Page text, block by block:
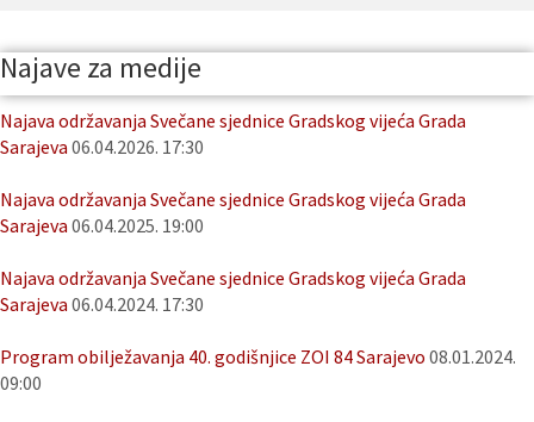
Najave za medije
Najava održavanja Svečane sjednice Gradskog vijeća Grada
Sarajeva 06.04.2026. 17:30
Najava održavanja Svečane sjednice Gradskog vijeća Grada
Sarajeva 06.04.2025. 19:00
Najava održavanja Svečane sjednice Gradskog vijeća Grada
Sarajeva 06.04.2024. 17:30
Program obilježavanja 40. godišnjice ZOI 84 Sarajevo 08.01.2024.
09:00